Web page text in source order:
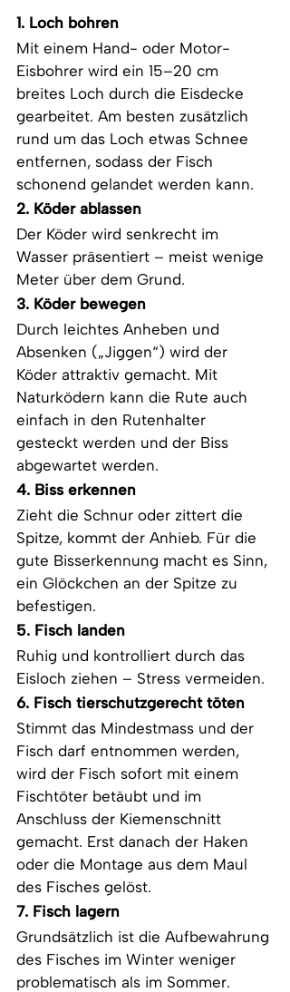
1. Loch bohren
Mit einem Hand- oder Motor-
Eisbohrer wird ein 15–20 cm
breites Loch durch die Eisdecke
gearbeitet. Am besten zusätzlich
rund um das Loch etwas Schnee
entfernen, sodass der Fisch
schonend gelandet werden kann.
2. Köder ablassen
Der Köder wird senkrecht im
Wasser präsentiert – meist wenige
Meter über dem Grund.
3. Köder bewegen
Durch leichtes Anheben und
Absenken („Jiggen“) wird der
Köder attraktiv gemacht. Mit
Naturködern kann die Rute auch
einfach in den Rutenhalter
gesteckt werden und der Biss
abgewartet werden.
4. Biss erkennen
Zieht die Schnur oder zittert die
Spitze, kommt der Anhieb. Für die
gute Bisserkennung macht es Sinn,
ein Glöckchen an der Spitze zu
befestigen.
5. Fisch landen
Ruhig und kontrolliert durch das
Eisloch ziehen – Stress vermeiden.
6. Fisch tierschutzgerecht töten
Stimmt das Mindestmass und der
Fisch darf entnommen werden,
wird der Fisch sofort mit einem
Fischtöter betäubt und im
Anschluss der Kiemenschnitt
gemacht. Erst danach der Haken
oder die Montage aus dem Maul
des Fisches gelöst.
7. Fisch lagern
Grundsätzlich ist die Aufbewahrung
des Fisches im Winter weniger
problematisch als im Sommer.